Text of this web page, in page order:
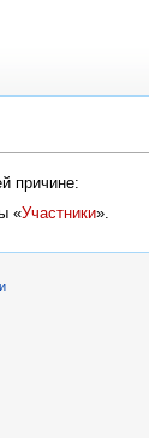
причине:
«Участники».